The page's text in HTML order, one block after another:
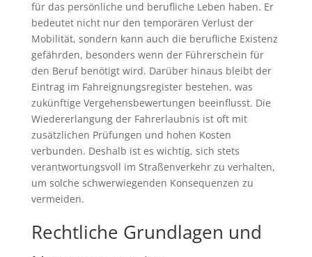
für das persönliche und berufliche Leben haben. Er
bedeutet nicht nur den temporären Verlust der
Mobilität, sondern kann auch die berufliche Existenz
gefährden, besonders wenn der Führerschein für
den Beruf benötigt wird. Darüber hinaus bleibt der
Eintrag im Fahreignungsregister bestehen, was
zukünftige Vergehensbewertungen beeinflusst. Die
Wiedererlangung der Fahrerlaubnis ist oft mit
zusätzlichen Prüfungen und hohen Kosten
verbunden. Deshalb ist es wichtig, sich stets
verantwortungsvoll im Straßenverkehr zu verhalten,
um solche schwerwiegenden Konsequenzen zu
vermeiden.
Rechtliche Grundlagen und